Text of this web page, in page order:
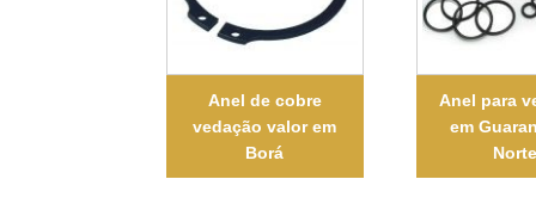
Anel de cobre
vedação valor em
Borá
Anel para
em
Norte